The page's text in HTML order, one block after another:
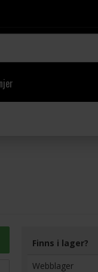
Finns i lager?
Webblager